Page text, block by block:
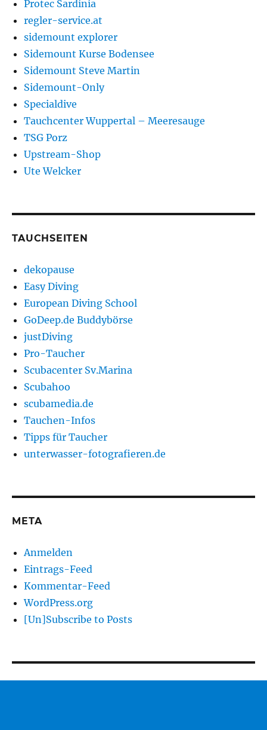
Protec Sardinia
regler-service.at
sidemount explorer
Sidemount Kurse Bodensee
Sidemount Steve Martin
Sidemount-Only
Specialdive
Tauchcenter Wuppertal – Meeresauge
TSG Porz
Upstream-Shop
Ute Welcker
TAUCHSEITEN
dekopause
Easy Diving
European Diving School
GoDeep.de Buddybörse
justDiving
Pro-Taucher
Scubacenter Sv.Marina
Scubahoo
scubamedia.de
Tauchen-Infos
Tipps für Taucher
unterwasser-fotografieren.de
META
Anmelden
Eintrags-Feed
Kommentar-Feed
WordPress.org
[Un]Subscribe to Posts